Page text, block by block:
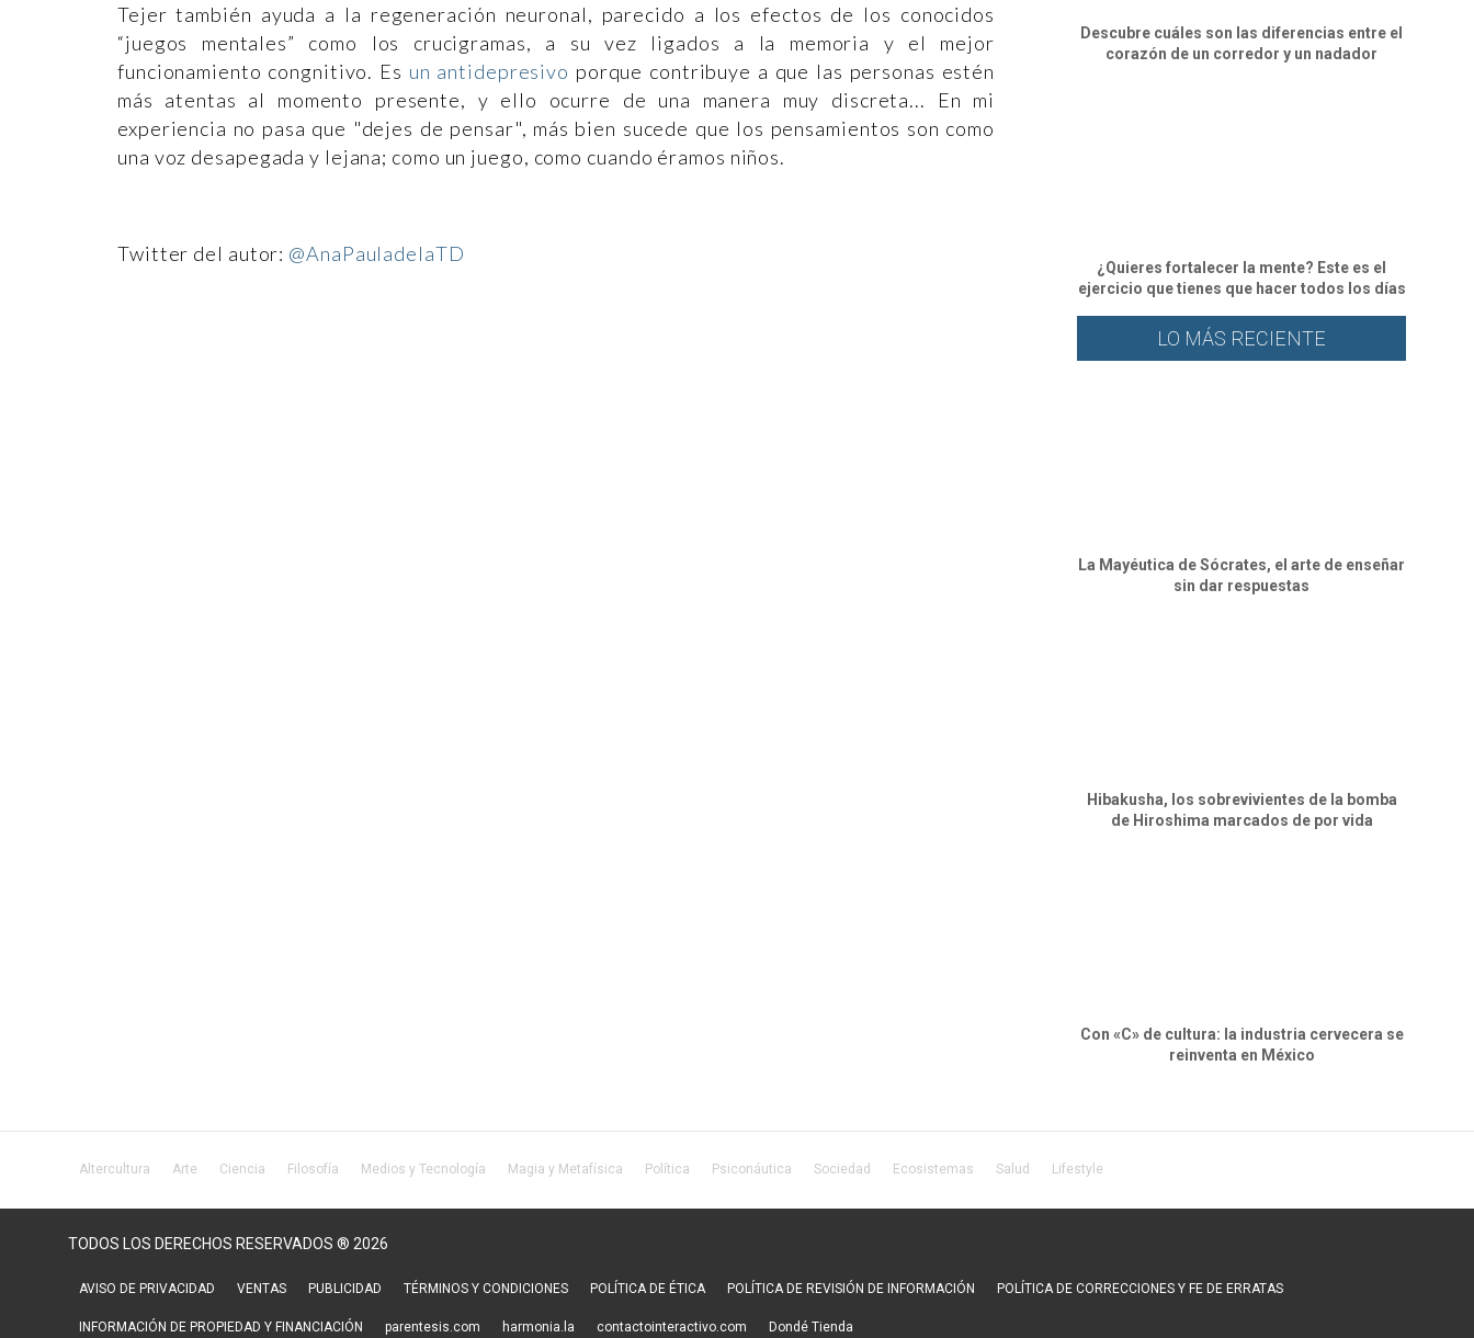
Tejer también ayuda a la regeneración neuronal, parecido a los efectos de los conocidos
“juegos mentales” como los crucigramas, a su vez ligados a la memoria y el mejor
funcionamiento congnitivo. Es un antidepresivo porque contribuye a que las personas estén
más atentas al momento presente, y ello ocurre de una manera muy discreta... En mi
experiencia no pasa que "dejes de pensar", más bien sucede que los pensamientos son como
una voz desapegada y lejana; como un juego, como cuando éramos niños.
Twitter del autor: @AnaPauladelaTD
Descubre cuáles son las diferencias entre el
corazón de un corredor y un nadador
¿Quieres fortalecer la mente? Este es el
ejercicio que tienes que hacer todos los días
LO MÁS RECIENTE
La Mayéutica de Sócrates, el arte de enseñar
sin dar respuestas
Hibakusha, los sobrevivientes de la bomba
de Hiroshima marcados de por vida
Con «C» de cultura: la industria cervecera se
reinventa en México
Altercultura Arte Ciencia Filosofía Medios y Tecnología Magia y Metafísica Política Psiconáutica Sociedad Ecosistemas Salud Lifestyle
TODOS LOS DERECHOS RESERVADOS ® 2026
AVISO DE PRIVACIDAD VENTAS PUBLICIDAD TÉRMINOS Y CONDICIONES POLÍTICA DE ÉTICA POLÍTICA DE REVISIÓN DE INFORMACIÓN POLÍTICA DE CORRECCIONES Y FE DE ERRATAS
INFORMACIÓN DE PROPIEDAD Y FINANCIACIÓN parentesis.com harmonia.la contactointeractivo.com Dondé Tienda